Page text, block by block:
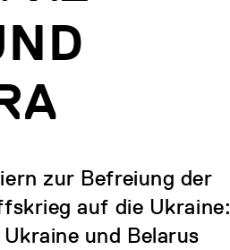
zur Befreiung der
auf die Ukraine:
und Belarus